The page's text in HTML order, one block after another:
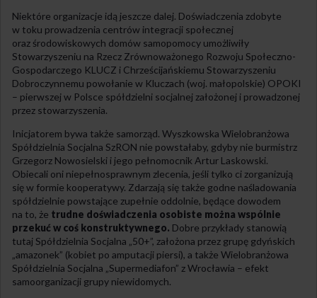
Niektóre organizacje idą jeszcze dalej. Doświadczenia zdobyte
w toku prowadzenia centrów integracji społecznej
oraz środowiskowych domów samopomocy umożliwiły
Stowarzyszeniu na Rzecz Zrównoważonego Rozwoju Społeczno-
Gospodarczego KLUCZ i Chrześcijańskiemu Stowarzyszeniu
Dobroczynnemu powołanie w Kluczach (woj. małopolskie) OPOKI
– pierwszej w Polsce spółdzielni socjalnej założonej i prowadzonej
przez stowarzyszenia.
Inicjatorem bywa także samorząd. Wyszkowska Wielobranżowa
Spółdzielnia Socjalna SzRON nie powstałaby, gdyby nie burmistrz
Grzegorz Nowosielski i jego pełnomocnik Artur Laskowski.
Obiecali oni niepełnosprawnym zlecenia, jeśli tylko ci zorganizują
się w formie kooperatywy. Zdarzają się także godne naśladowania
spółdzielnie powstające zupełnie oddolnie, będące dowodem
na to, że trudne doświadczenia osobiste można wspólnie
przekuć w coś konstruktywnego. Dobre przykłady stanowią
tutaj Spółdzielnia Socjalna „50+”, założona przez grupę gdyńskich
„amazonek” (kobiet po amputacji piersi), a także Wielobranżowa
Spółdzielnia Socjalna „Supermediafon” z Wrocławia – efekt
samoorganizacji grupy niewidomych.